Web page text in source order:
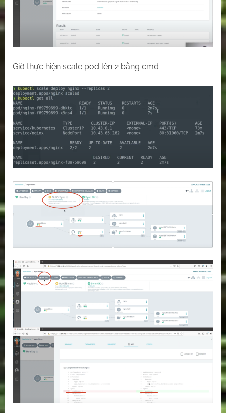
Giờ thực hiện scale pod lên 2 bằng cmd